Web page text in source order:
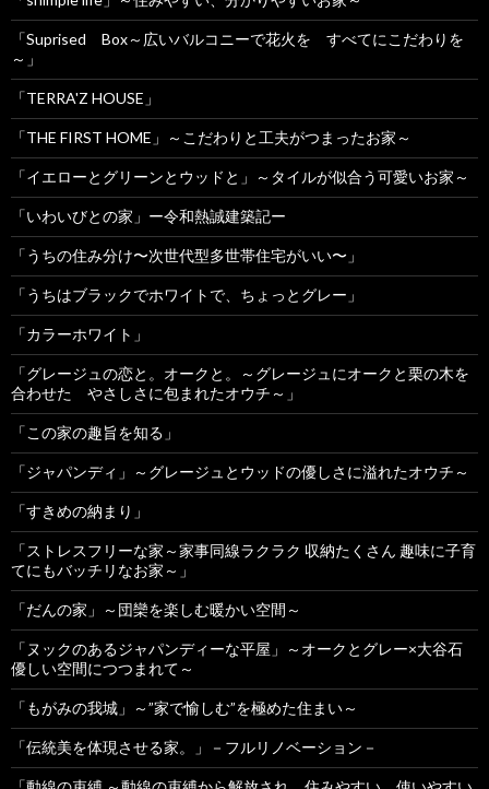
「Suprised Box～広いバルコニーで花火を すべてにこだわりを
～」
「TERRA'Z HOUSE」
「THE FIRST HOME」～こだわりと工夫がつまったお家～
「イエローとグリーンとウッドと」～タイルが似合う可愛いお家～
「いわいびとの家」ー令和熱誠建築記ー
「うちの住み分け〜次世代型多世帯住宅がいい〜」
「うちはブラックでホワイトで、ちょっとグレー」
「カラーホワイト」
「グレージュの恋と。オークと。～グレージュにオークと栗の木を
合わせた やさしさに包まれたオウチ～」
「この家の趣旨を知る」
「ジャパンディ」～グレージュとウッドの優しさに溢れたオウチ～
「すきめの納まり」
「ストレスフリーな家～家事同線ラクラク 収納たくさん 趣味に子育
てにもバッチリなお家～」
「だんの家」～団欒を楽しむ暖かい空間～
「ヌックのあるジャパンディーな平屋」～オークとグレー×大谷石
優しい空間につつまれて～
「もがみの我城」～”家で愉しむ”を極めた住まい～
「伝統美を体現させる家。」－フルリノベーション－